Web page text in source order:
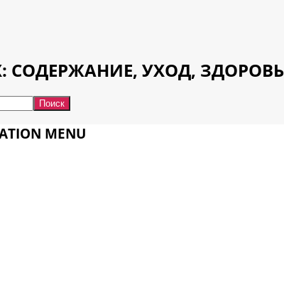
СОДЕРЖАНИЕ, УХОД,
MENU